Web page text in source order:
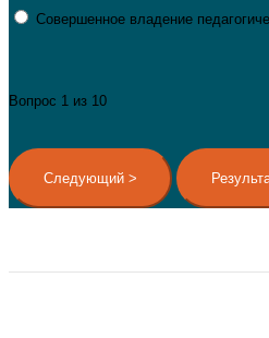
Совершенное владение
Вопрос 1 из 10